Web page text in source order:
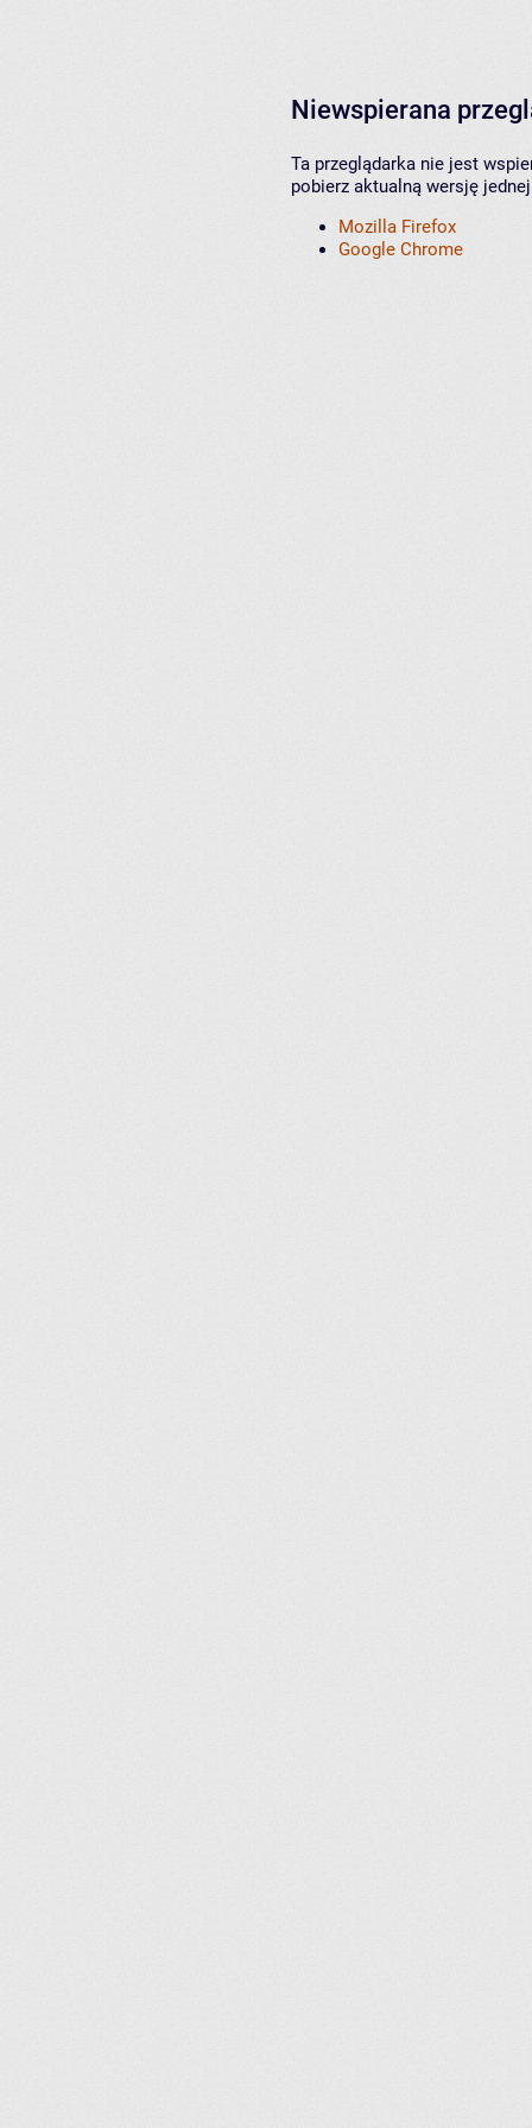
Niewspierana
Ta przeglądarka nie jest
pobierz aktualną wersję
Mozilla Firefox
Google Chrome